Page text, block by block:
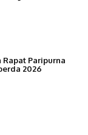
Rapat Paripurna
2026